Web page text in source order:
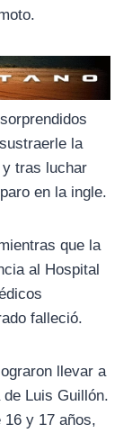
la
tras luchar
en la ingle.
que la
al Hospital
falleció.
llevar a
Luis Guillón.
y 17 años,